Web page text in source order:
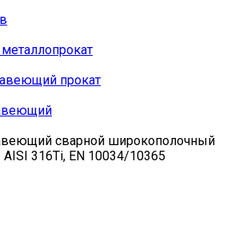
прокат
сварной широкополочный
AISI 316Ti, EN 10034/10365